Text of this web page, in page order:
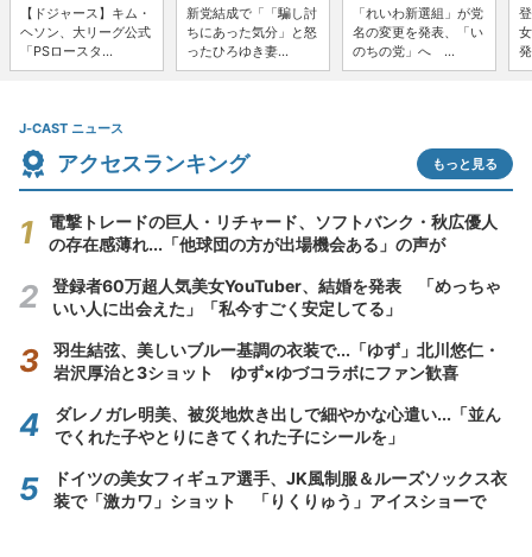
【ドジャース】キム・
ヘソン、大リーグ公式
「PSロースタ...
新党結成で「「騙し討
ちにあった気分」と怒
ったひろゆき妻...
「れいわ新選組」が党
名の変更を発表、「い
のちの党」へ ...
J-CAST ニュース
アクセスランキング もっと見る
電撃トレードの巨人・リチャード、ソフトバンク・秋広優人
の存在感薄れ...「他球団の方が出場機会ある」の声が
登録者60万超人気美女YouTuber、結婚を発表 「めっちゃ
いい人に出会えた」「私今すごく安定してる」
羽生結弦、美しいブルー基調の衣装で...「ゆず」北川悠仁・
岩沢厚治と3ショット ゆず×ゆづコラボにファン歓喜
ダレノガレ明美、被災地炊き出しで細やかな心遣い...「並ん
でくれた子やとりにきてくれた子にシールを」
ドイツの美女フィギュア選手、JK風制服＆ルーズソックス衣
装で「激カワ」ショット 「りくりゅう」アイスショーで